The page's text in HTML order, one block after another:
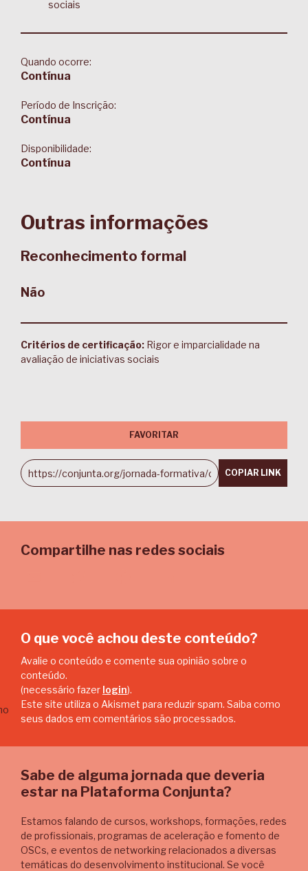
sociais
Quando ocorre:
Contínua
Período de Inscrição:
Contínua
Disponibilidade:
Contínua
Outras informações
Reconhecimento formal
Não
Critérios de certificação: Rigor e imparcialidade na
avaliação de iniciativas sociais
FAVORITAR
COPIAR LINK
Compartilhe nas redes sociais
O que você achou deste conteúdo?
Avalie o conteúdo e comente sua opinião sobre o
conteúdo.
(necessário fazer login).
Este site utiliza o Akismet para reduzir spam. Saiba como
seus dados em comentários são processados.
Sabe de alguma jornada que deveria
estar na Plataforma Conjunta?
Estamos falando de cursos, workshops, formações, redes
de profissionais, programas de aceleração e fomento de
OSCs, e eventos de networking relacionados a diversas
temáticas do desenvolvimento institucional. Se você